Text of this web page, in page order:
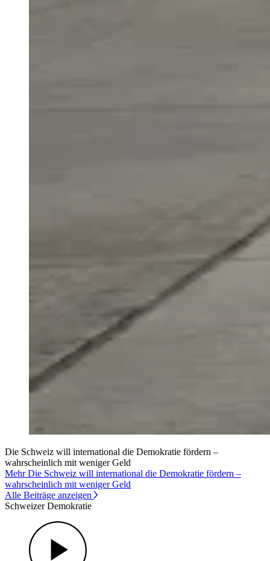
Die Schweiz will international die Demokratie fördern –
wahrscheinlich mit weniger Geld
Mehr Die Schweiz will international die Demokratie fördern –
wahrscheinlich mit weniger Geld
Alle Beiträge anzeigen
Schweizer Demokratie